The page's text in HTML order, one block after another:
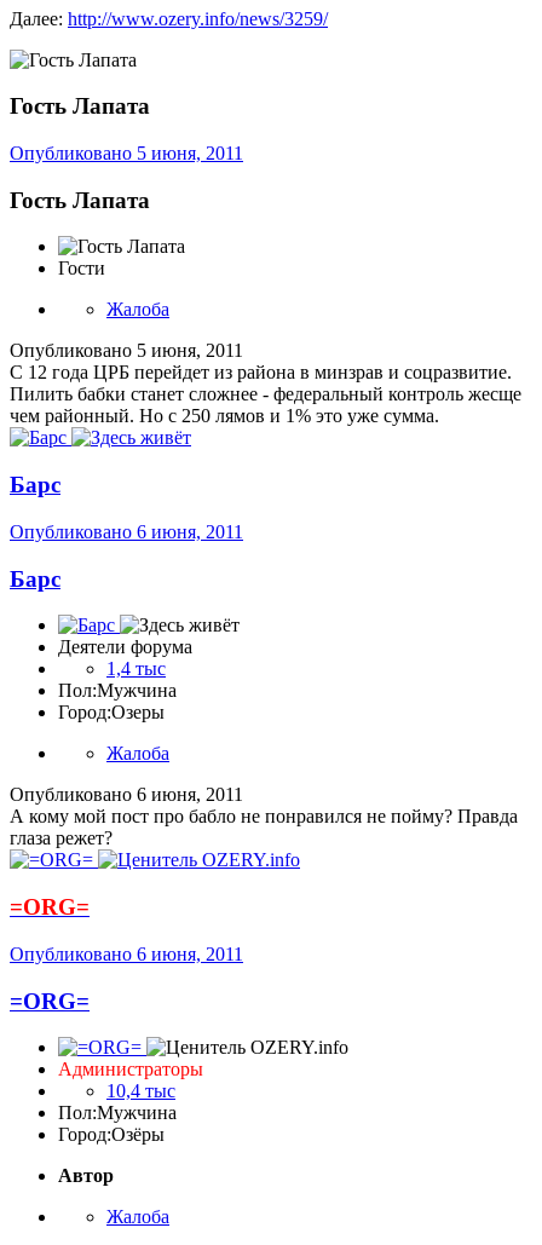
Далее: http://www.ozery.info/news/3259/
Гость Лапата
Опубликовано 5 июня, 2011
Гость Лапата
Гости
Жалоба
Опубликовано 5 июня, 2011
С 12 года ЦРБ перейдет из района в минзрав и соцразвитие.
Пилить бабки станет сложнее - федеральный контроль жесще
чем районный. Но с 250 лямов и 1% это уже сумма.
Барс
Опубликовано 6 июня, 2011
Барс
Деятели форума
1,4 тыс
Пол:Мужчина
Город:Озеры
Жалоба
Опубликовано 6 июня, 2011
А кому мой пост про бабло не понравился не пойму? Правда
глаза режет?
=ORG=
Опубликовано 6 июня, 2011
=ORG=
Администраторы
10,4 тыс
Пол:Мужчина
Город:Озёры
Автор
Жалоба